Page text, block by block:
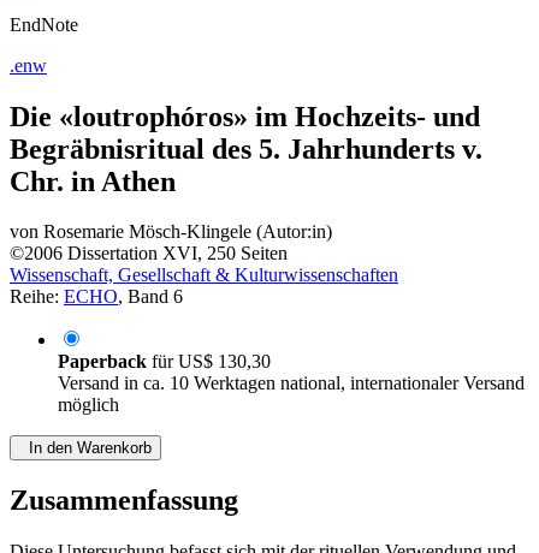
EndNote
.enw
Die «loutrophóros» im Hochzeits- und
Begräbnisritual des 5. Jahrhunderts v.
Chr. in Athen
von Rosemarie Mösch-Klingele (Autor:in)
©2006 Dissertation XVI, 250 Seiten
Wissenschaft, Gesellschaft & Kulturwissenschaften
Reihe: ECHO, Band 6
Paperback fürUS$ 130,30
Versand in ca. 10 Werktagen national, internationaler Versand
möglich
In den Warenkorb
Zusammenfassung